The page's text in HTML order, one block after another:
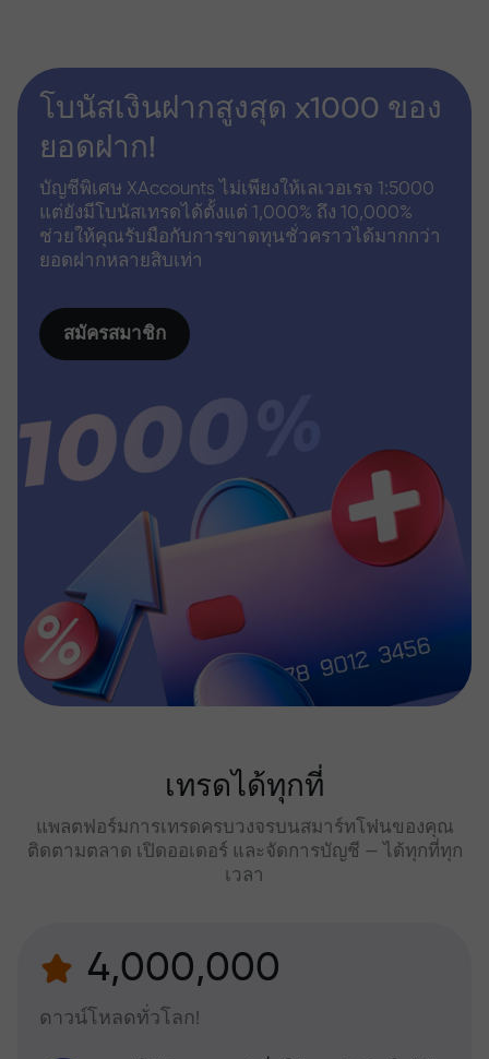
โบนัสเงินฝากสูงสุด x1000 ของ
ยอดฝาก!
บัญชีพิเศษ XAccounts ไม่เพียงให้เลเวอเรจ 1:5000
แต่ยังมีโบนัสเทรดได้ตั้งแต่ 1,000% ถึง 10,000%
ช่วยให้คุณรับมือกับการขาดทุนชั่วคราวได้มากกว่า
ยอดฝากหลายสิบเท่า
สมัครสมาชิก
เทรดได้ทุกที่
แพลตฟอร์มการเทรดครบวงจรบนสมาร์ทโฟนของคุณ
ติดตามตลาด เปิดออเดอร์ และจัดการบัญชี — ได้ทุกที่ทุก
เวลา
4,000,000
ดาวน์โหลดทั่วโลก!